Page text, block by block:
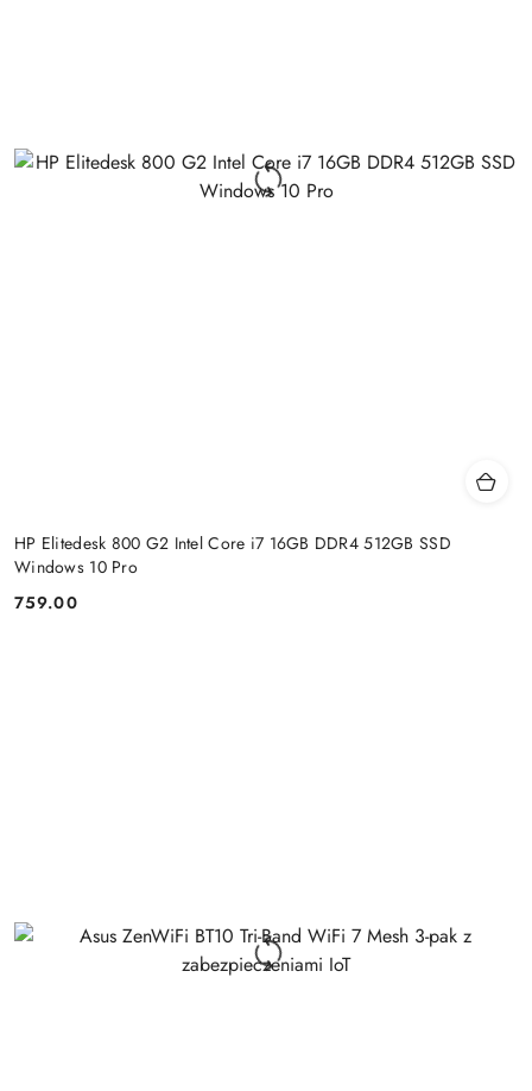
HP Elitedesk 800 G2 Intel Core i7 16GB DDR4 512GB SSD
Windows 10 Pro
Cena:
759.00